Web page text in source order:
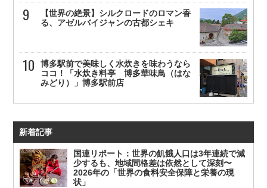
【世界の絶景】シルクロードのロマン香
る、アゼルバイジャンの古都シェキ
博多駅前で美味しく水炊きを味わうなら
ココ！「水炊き料亭 博多華味鳥（はな
みどり）」博多駅前店
新着記事
国連リポート：世界の飢餓人口は3年連続で減
少するも、地域間格差は依然として深刻〜
2026年の「世界の食料安全保障と栄養の現
状」